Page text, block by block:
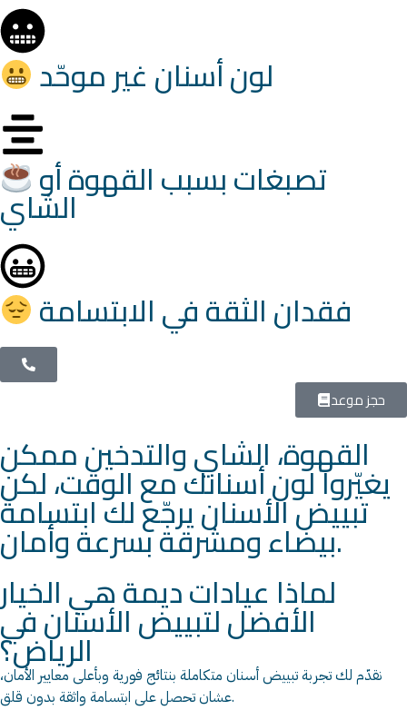
لون أسنان غير موحّد
الشاي
فقدان الثقة في الابتسامة
حجز موعد
القهوة، الشاي والتدخين ممكن
يغيّروا لون أسنانك مع الوقت، لكن
تبييض الأسنان يرجّع لك ابتسامة
بيضاء ومشرقة بسرعة وأمان.
لماذا عيادات ديمة هي الخيار
الأفضل لتبييض الأسنان في
الرياض؟
نقدّم لك تجربة تبييض أسنان متكاملة بنتائج فورية وبأعلى معايير الأمان،
عشان تحصل على ابتسامة واثقة بدون قلق.